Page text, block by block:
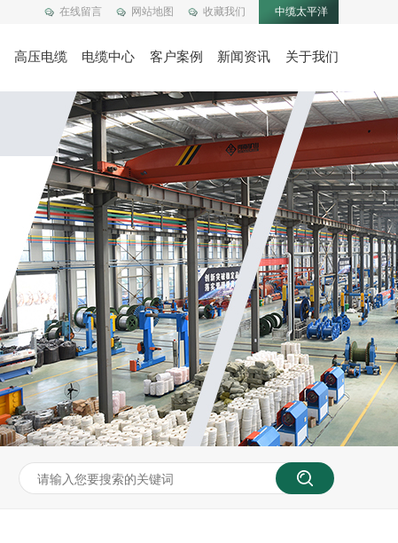
在线留言 网站地图 收藏我们 中缆太平洋
高压电缆 电缆中心 客户案例 新闻资讯 关于我们